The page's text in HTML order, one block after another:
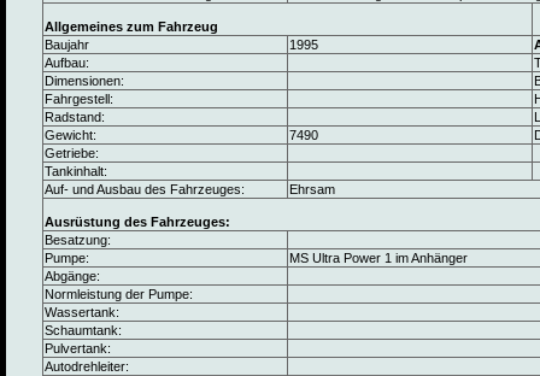
Allgemeines zum Fahrzeug
Baujahr
1995
Aufbau:
Dimensionen:
Fahrgestell:
Radstand:
Gewicht:
7490
Getriebe:
Tankinhalt:
Auf- und Ausbau des Fahrzeuges:
Ehrsam
Ausrüstung des Fahrzeuges:
Besatzung:
Pumpe:
MS Ultra Power 1 im Anhänger
Abgänge:
Normleistung der Pumpe:
Wassertank:
Schaumtank:
Pulvertank:
Autodrehleiter: